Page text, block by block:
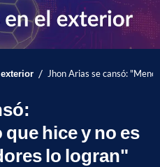
/ Jhon Arias se cansó:
hice y no es
lo logran"